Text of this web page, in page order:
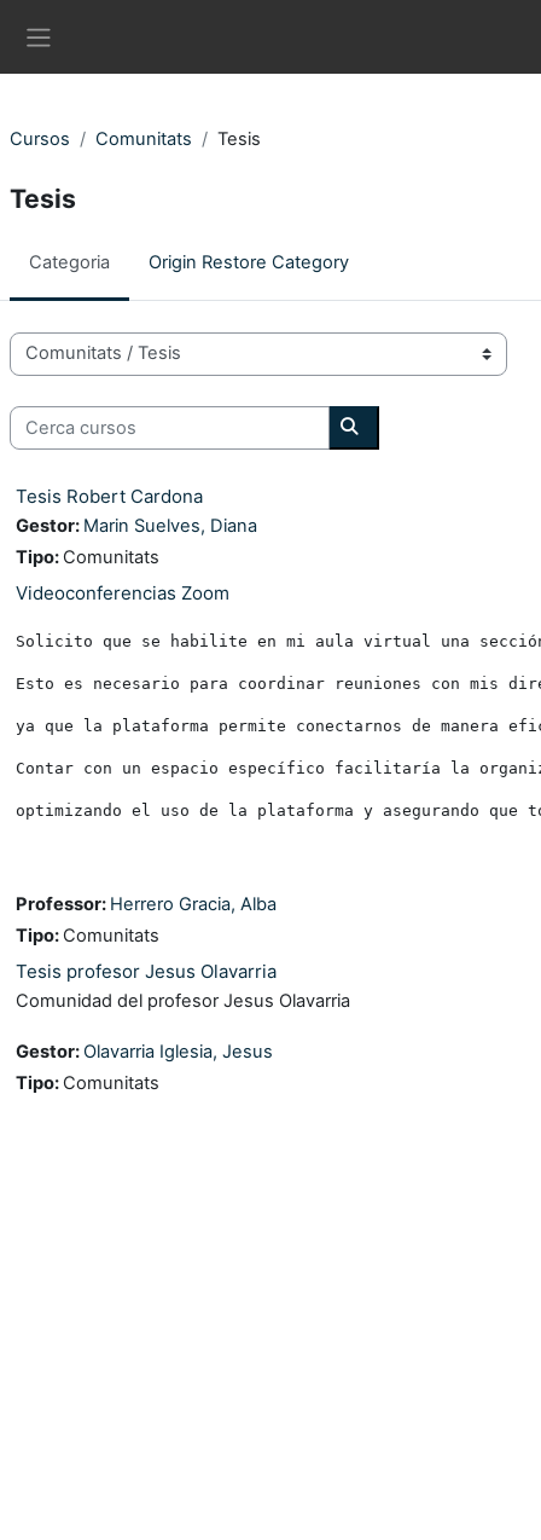
Cursos Comunitats Tesis
Tesis
Categoria Origin Restore Category
Categories de Cursos
Cerca cursos
Cerca cursos
Tesis Robert Cardona
Gestor: Marin Suelves, Diana
Tipo: Comunitats
Videoconferencias Zoom
Solicito que se habilite en mi aula virtual una
Esto es necesario para coordinar reuniones con mis
ya que la plataforma permite conectarnos de manera
Contar con un espacio específico facilitaría la
optimizando el uso de la plataforma y asegurando
Professor: Herrero Gracia, Alba
Tipo: Comunitats
Tesis profesor Jesus Olavarria
Comunidad del profesor Jesus Olavarria
Gestor:Olavarria Iglesia, Jesus
Tipo: Comunitats